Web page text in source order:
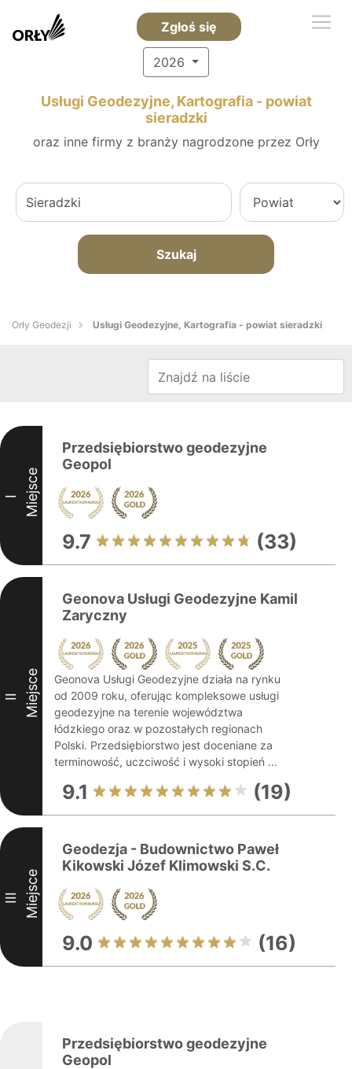
Zgłoś się
2026
Usługi Geodezyjne, Kartografia - powiat
sieradzki
oraz inne firmy z branży nagrodzone przez Orły
Szukaj
Orły Geodezji Usługi Geodezyjne, Kartografia - powiat sieradzki
I Miejsce
Przedsiębiorstwo geodezyjne
Geopol
9.7 (33)
II Miejsce
Geonova Usługi Geodezyjne Kamil
Zaryczny
Geonova Usługi Geodezyjne działa na rynku
od 2009 roku, oferując kompleksowe usługi
geodezyjne na terenie województwa
łódzkiego oraz w pozostałych regionach
Polski. Przedsiębiorstwo jest doceniane za
terminowość, uczciwość i wysoki stopień ...
9.1 (19)
III Miejsce
Geodezja - Budownictwo Paweł
Kikowski Józef Klimowski S.C.
9.0 (16)
Przedsiębiorstwo geodezyjne
Geopol